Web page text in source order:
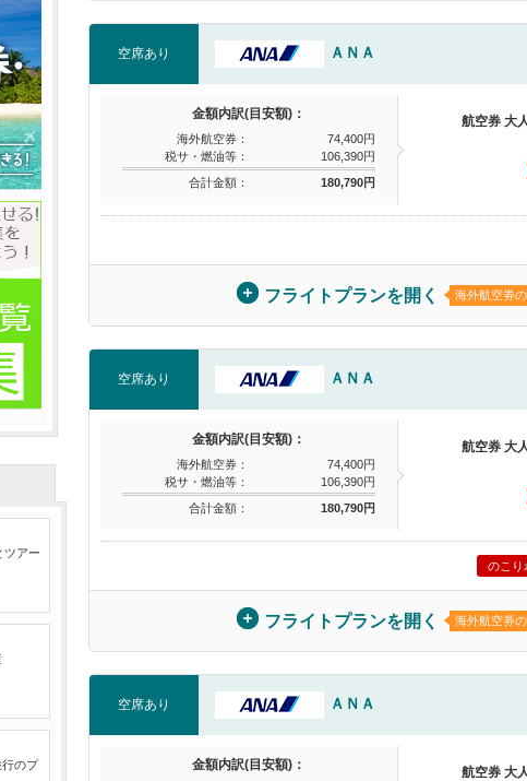
空席あり ＡＮＡ
金額内訳(目安額)：
海外航空券：
74,400円
税サ・燃油等：
106,390円
合計金額：
180,790円
航空券 大
フライトプランを開く 海外航空券
空席あり ＡＮＡ
金額内訳(目安額)：
海外航空券：
74,400円
税サ・燃油等：
106,390円
合計金額：
180,790円
航空券 大
のこり
フライトプランを開く 海外航空券
空席あり ＡＮＡ
金額内訳(目安額)： 航空券 大
ツアー
のプ